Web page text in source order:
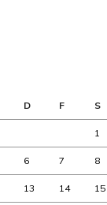
D F S
1
6 7 8
13 14 15